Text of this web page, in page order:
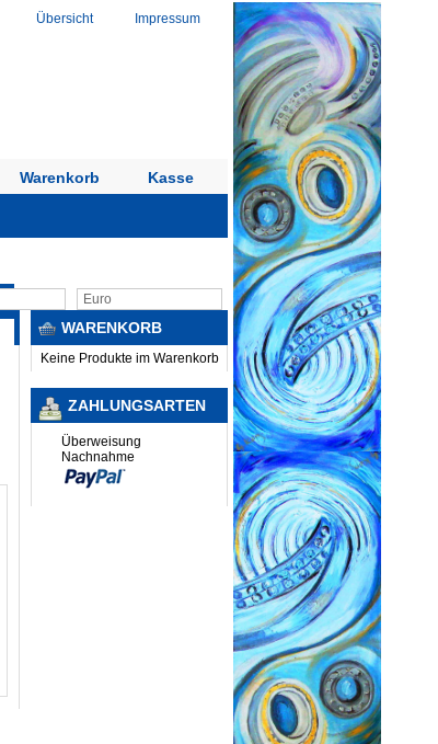
Übersicht Impressum
Kasse
Warenkorb
Euro
WARENKORB
Keine Produkte im Warenkorb
ZAHLUNGSARTEN
Überweisung
Nachnahme